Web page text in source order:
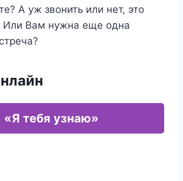
А уж звонить или нет, это
Или Вам нужна еще одна
«Я тебя узнаю»